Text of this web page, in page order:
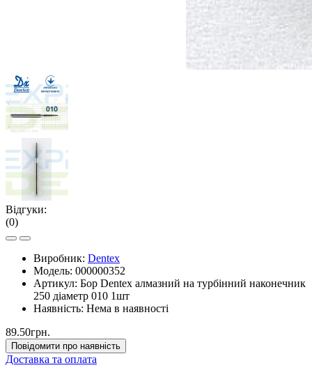
Відгуки:
(0)
Виробник: Dentex
Модель: 000000352
Артикул: Бор Dentex алмазний на турбінний наконечник
250 діаметр 010 1шт
Наявність: Нема в наявності
89.50грн.
Повідомити про наявність
Доставка та оплата